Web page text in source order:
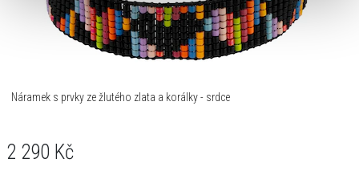
Náramek s prvky ze žlutého zlata a korálky - srdce
2 290 Kč